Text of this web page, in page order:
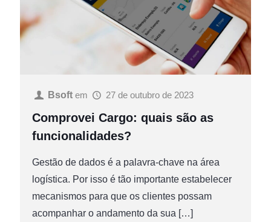
Bsoft em 27 de outubro de 2023
Comprovei Cargo: quais são as
funcionalidades?
Gestão de dados é a palavra-chave na área
logística. Por isso é tão importante estabelecer
mecanismos para que os clientes possam
acompanhar o andamento da sua […]